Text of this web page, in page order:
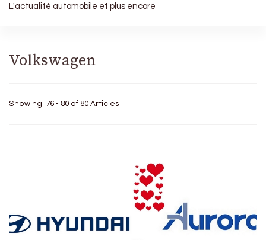
L'actualité automobile et plus encore
Volkswagen
Showing: 76 - 80 of 80 Articles